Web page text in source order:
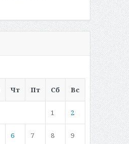
Чт Пт Сб Вс
1 2
6 7 8 9